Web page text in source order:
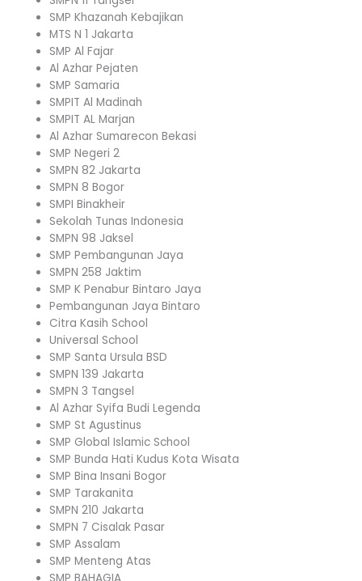
SMP Khazanah Kebajikan
MTS N 1 Jakarta
SMP Al Fajar
Al Azhar Pejaten
SMP Samaria
SMPIT Al Madinah
SMPIT AL Marjan
Al Azhar Sumarecon Bekasi
SMP Negeri 2
SMPN 82 Jakarta
SMPN 8 Bogor
SMPI Binakheir
Sekolah Tunas Indonesia
SMPN 98 Jaksel
SMP Pembangunan Jaya
SMPN 258 Jaktim
SMP K Penabur Bintaro Jaya
Pembangunan Jaya Bintaro
Citra Kasih School
Universal School
SMP Santa Ursula BSD
SMPN 139 Jakarta
SMPN 3 Tangsel
Al Azhar Syifa Budi Legenda
SMP St Agustinus
SMP Global Islamic School
SMP Bunda Hati Kudus Kota Wisata
SMP Bina Insani Bogor
SMP Tarakanita
SMPN 210 Jakarta
SMPN 7 Cisalak Pasar
SMP Assalam
SMP Menteng Atas